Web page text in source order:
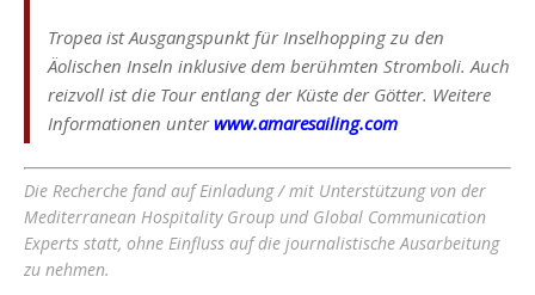
Tropea ist Ausgangspunkt für Inselhopping zu den
Äolischen Inseln inklusive dem berühmten Stromboli. Auch
reizvoll ist die Tour entlang der Küste der Götter. Weitere
Informationen unterwww.amaresailing.com
Die Recherche fand auf Einladung / mit Unterstützung von der
Mediterranean Hospitality Group und Global Communication
Experts statt, ohne Einfluss auf die journalistische Ausarbeitung
zu nehmen.